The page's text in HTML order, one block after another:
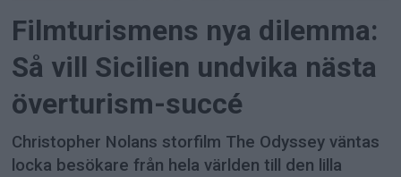
Filmturismens nya dilemma:
Så vill Sicilien undvika nästa
överturism-succé
Christopher Nolans storfilm The Odyssey väntas
locka besökare från hela världen till den lilla